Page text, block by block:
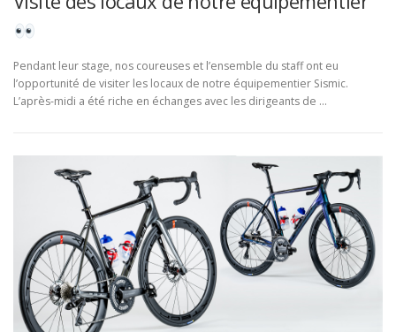
Pendant leur stage, nos coureuses et l’ensemble du staff ont eu
l’opportunité de visiter les locaux de notre équipementier Sismic.
L’après-midi a été riche en échanges avec les dirigeants de …